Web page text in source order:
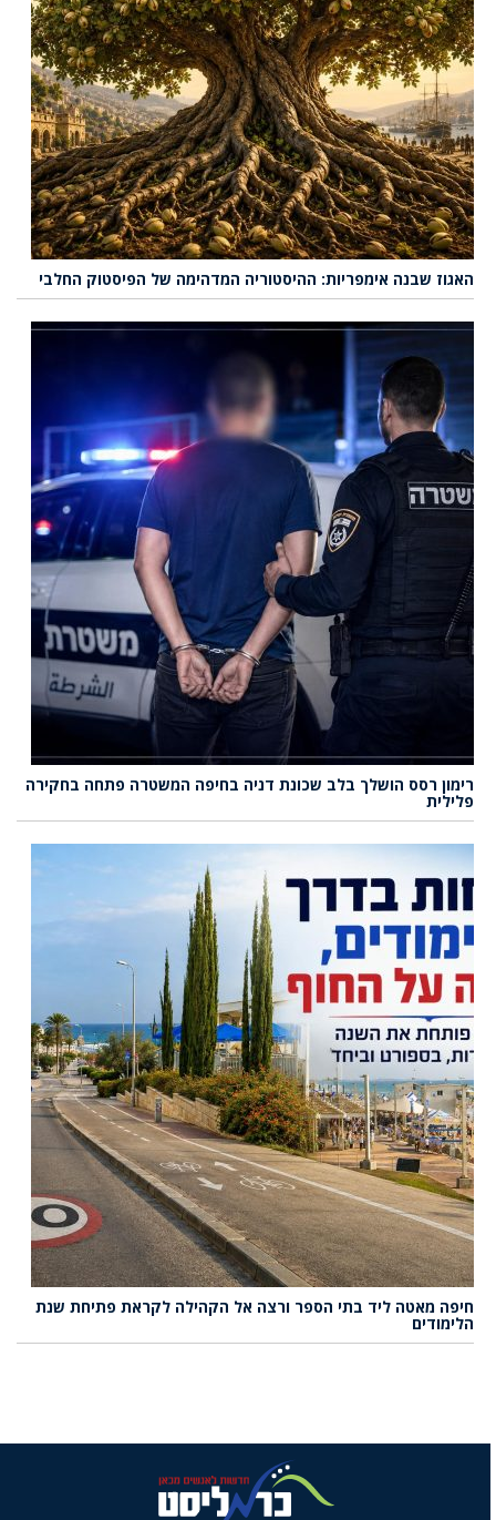
האגוז שבנה אימפריות: ההיסטוריה המדהימה של הפיסטוק החלבי
רימון רסס הושלך בלב שכונת דניה בחיפה המשטרה פתחה בחקירה
פלילית
חיפה מאטה ליד בתי הספר ורצה אל הקהילה לקראת פתיחת שנת
הלימודים